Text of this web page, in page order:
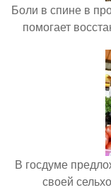
Боли в спине в
помогает
В госдуме
своей